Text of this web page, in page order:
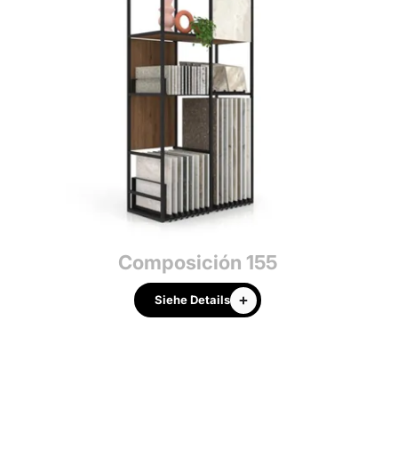
Composición 155
Siehe Details